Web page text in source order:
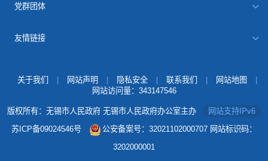
党群团体
友情链接
关于我们 网站声明 隐私安全 联系我们 网站地图
网站访问量： 343147546
版权所有：无锡市人民政府 无锡市人民政府办公室主办
网站支持IPv6
苏ICP备09024546号
公安备案号：32021102000707 网站标识码：
3202000001